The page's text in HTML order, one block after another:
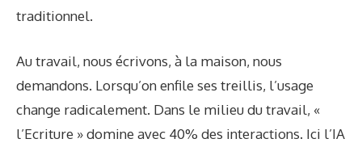
traditionnel.
Au travail, nous écrivons, à la maison, nous
demandons. Lorsqu’on enfile ses treillis, l’usage
change radicalement. Dans le milieu du travail, «
l’Ecriture » domine avec 40% des interactions. Ici l’IA